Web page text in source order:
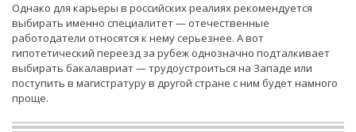
Однако для карьеры в российских реалиях рекомендуется
выбирать именно специалитет — отечественные
работодатели относятся к нему серьезнее. А вот
гипотетический переезд за рубеж однозначно подталкивает
выбирать бакалавриат — трудоустроиться на Западе или
поступить в магистратуру в другой стране с ним будет намного
проще.